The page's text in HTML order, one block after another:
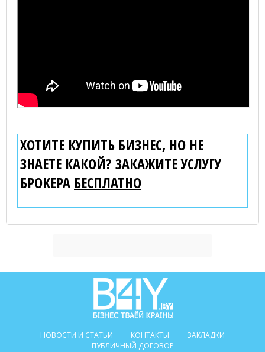
ХОТИТЕ КУПИТЬ БИЗНЕС, НО НЕ
ЗНАЕТЕ КАКОЙ? ЗАКАЖИТЕ УСЛУГУ
БРОКЕРА БЕСПЛАТНО
НОВОСТИ И СТАТЬИ КОНТАКТЫ
ЗАКЛАДКИ
ПУБЛИЧНЫЙ ДОГОВОР